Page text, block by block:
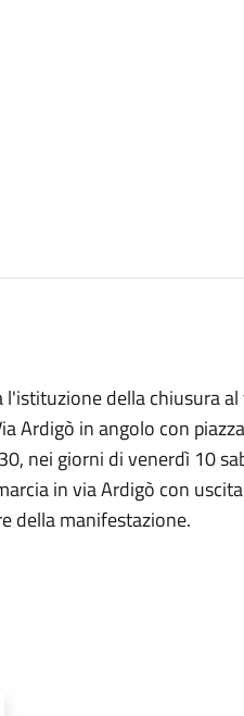
l'istituzione della chiusura
Ardigò in angolo con
nei giorni di venerdì 10
in via Ardigò con
della manifestazione.